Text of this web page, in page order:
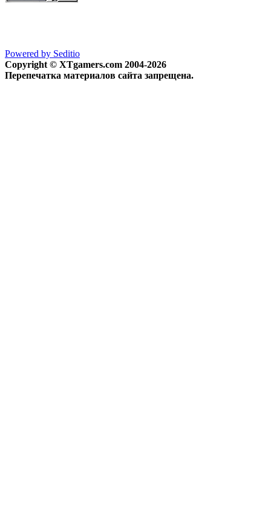
Powered by Seditio
Copyright © XTgamers.com 2004-2026
Перепечатка материалов сайта запрещена.